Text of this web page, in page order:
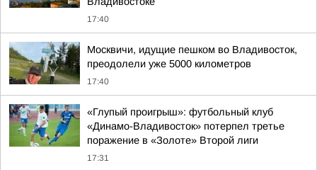
17:40
Москвичи, идущие пешком во Владивосток,
преодолели уже 5000 километров
17:40
«Глупый проигрыш»: футбольный клуб
«Динамо-Владивосток» потерпел третье
поражение в «Золоте» Второй лиги
17:31